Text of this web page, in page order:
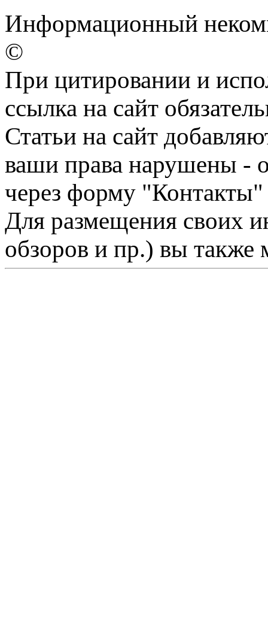
Информационный
©
При цитировании и
ссылка на сайт
Статьи на сайт
ваши права нарушены -
через форму "Контакты"
Для размещения своих
обзоров и пр.) вы также